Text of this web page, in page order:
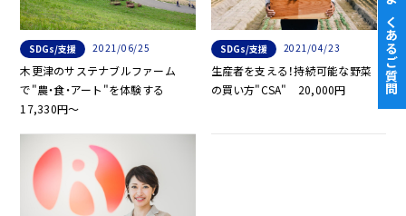
SDGs/支援 2021/06/25
木更津のサステナブルファーム
で"農・食・アート"を体験する
17,330円〜
SDGs/支援 2021/04/23
生産者を支える！持続可能な野菜
の買い方"CSA" 20,000円
よくあるご質問